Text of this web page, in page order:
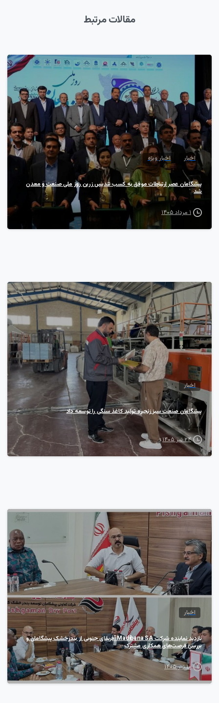
مقالات مرتبط
1
اخبار اخبار ویژه
پیشگامان عصر ارتباطات موفق به کسب تندیس زرین روز ملی صنعت و معدن
شد
۱ مرداد ۱۴۰۵
7
اخبار
پیشگامان صنعت سبز زنجیره تولید کاغذ سنگی را توسعه داد
۲۴ تیر ۱۴۰۵
اخبار
بازدید نماینده شرکت Madibana SA آفریقای جنوبی از بندرخشک پیشگامان و
بررسی فرصت‌های همکاری مشترک
۱۰ تیر ۱۴۰۵